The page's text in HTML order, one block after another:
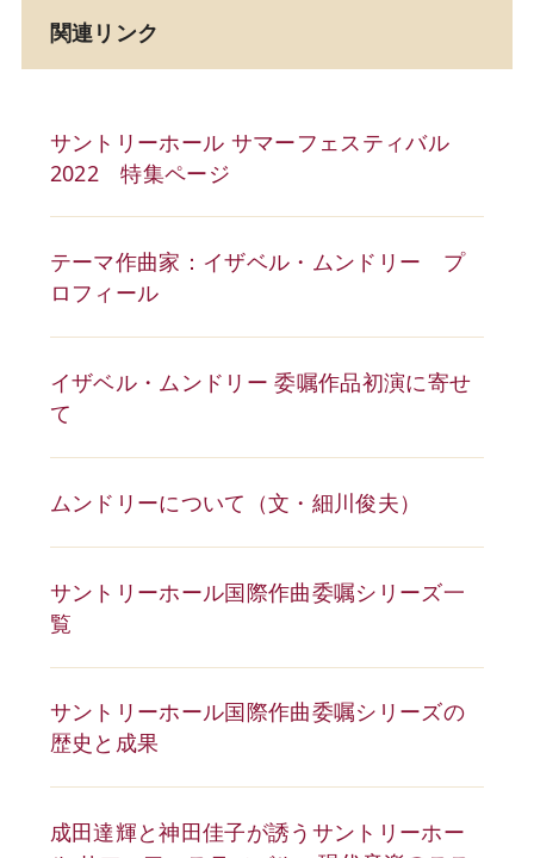
関連リンク
サントリーホール サマーフェスティバル
2022 特集ページ
テーマ作曲家：イザベル・ムンドリー プ
ロフィール
イザベル・ムンドリー 委嘱作品初演に寄せ
て
ムンドリーについて（文・細川俊夫）
サントリーホール国際作曲委嘱シリーズ一
覧
サントリーホール国際作曲委嘱シリーズの
歴史と成果
成田達輝と神田佳子が誘うサントリーホー